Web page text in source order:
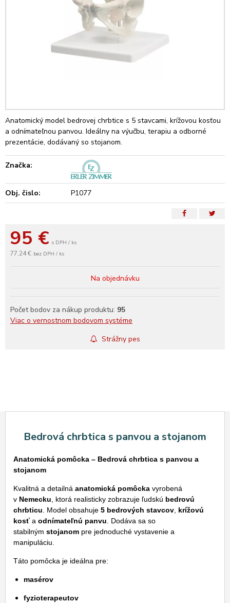
95 € s DPH / ks
77,24 € bez DPH / ks
Na objednávku
Počet bodov za nákup produktu: 95
Viac o vernostnom bodovom systéme
Strážny pes
Anatomický model bedrovej chrbtice s 5 stavcami, krížovou kosťou
a odnímateľnou panvou. Ideálny na výučbu, terapiu a odborné
prezentácie, dodávaný so stojanom.
Značka:
Obj. čislo: P1077
Bedrová chrbtica s panvou a stojanom
Anatomická pomôcka – Bedrová chrbtica s panvou a
stojanom
Kvalitná a detailná anatomická pomôcka vyrobená
v Nemecku , ktorá realisticky zobrazuje ľudskú bedrovú
chrbticu . Model obsahuje 5 bedrových stavcov krížovú
kosť a odnímateľnú panvu . Dodáva sa so
stabilným stojanom pre jednoduché vystavenie a
manipuláciu.
Táto pomôcka je ideálna pre:
masérov
fyzioterapeutov